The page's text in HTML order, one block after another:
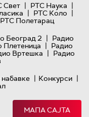
Свет | РТС Наука |
| РТС Коло |
РТС Полетарац
Београд 2 | Радио
Плетеница | Радио
Вртешка | Радио
| Конкурси |
МАПА САЈТА